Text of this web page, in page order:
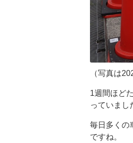
（写真は
1週間ほど
っていまし
毎日多くの
ですね。